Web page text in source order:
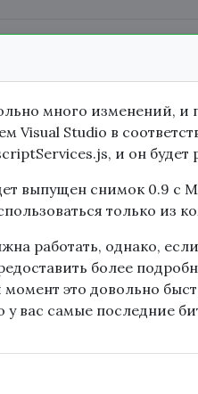
много изменений, и
Visual Studio в
и он будет
выпущен снимок 0.9 с
только из
работать, однако,
более
это довольно
у вас самые последние